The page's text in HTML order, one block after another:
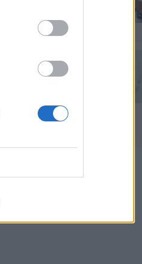
04 Αυγ 2026
εκπαιδευτικών 2026:
πρέπει να προσέξουν
οι υποψήφιοι